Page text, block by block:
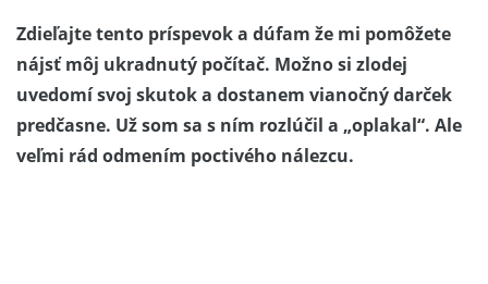
Zdieľajte tento príspevok a dúfam že mi pomôžete
nájsť môj ukradnutý počítač. Možno si zlodej
uvedomí svoj skutok a dostanem vianočný darček
predčasne. Už som sa s ním rozlúčil a „oplakal“. Ale
veľmi rád odmením poctivého nálezcu.